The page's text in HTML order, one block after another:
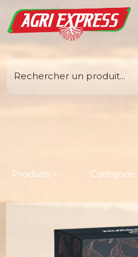
Produits > Catégorie